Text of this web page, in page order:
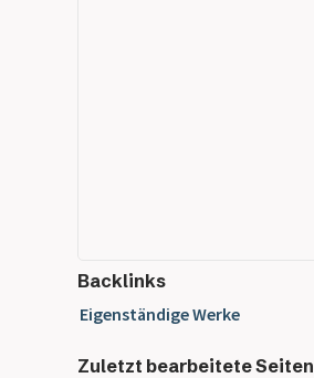
Backlinks
Eigenständige Werke
Zuletzt bearbeitete Seiten